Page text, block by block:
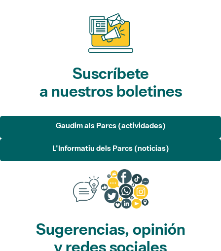
Suscríbete
a nuestros boletines
Gaudim als Parcs (actividades)
L'Informatiu dels Parcs (noticias)
Sugerencias, opinión
y redes sociales